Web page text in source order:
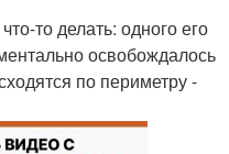
то делать: одного его
освобождалось
по периметру -